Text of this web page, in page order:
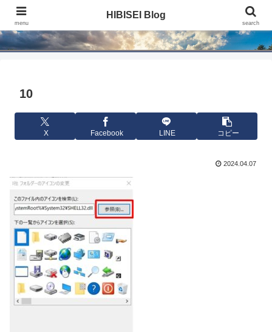
HIBISEI Blog
10
X Facebook LINE コピー
2024.04.07
menu
HIBISEI Blog
search